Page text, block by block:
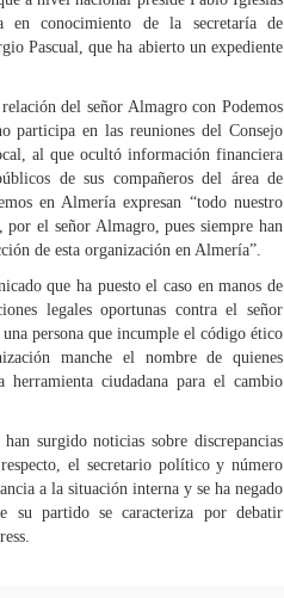
en conocimiento de la secretaría de
Pascual, que ha abierto un expediente
del señor Almagro con Podemos
participa en las reuniones del Consejo
al que ocultó información financiera
de sus compañeros del área de
en Almería expresan “todo nuestro
por el señor Almagro, pues siempre han
de esta organización en Almería”.
que ha puesto el caso en manos de
legales oportunas contra el señor
persona que incumple el código ético
manche el nombre de quienes
herramienta ciudadana para el cambio
surgido noticias sobre discrepancias
el secretario político y número
a la situación interna y se ha negado
su partido se caracteriza por debatir